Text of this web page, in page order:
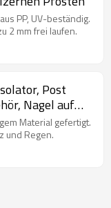
PP, UV-beständig.
2 mm frei laufen.
Post
Nagel auf
Material gefertigt.
und Regen.